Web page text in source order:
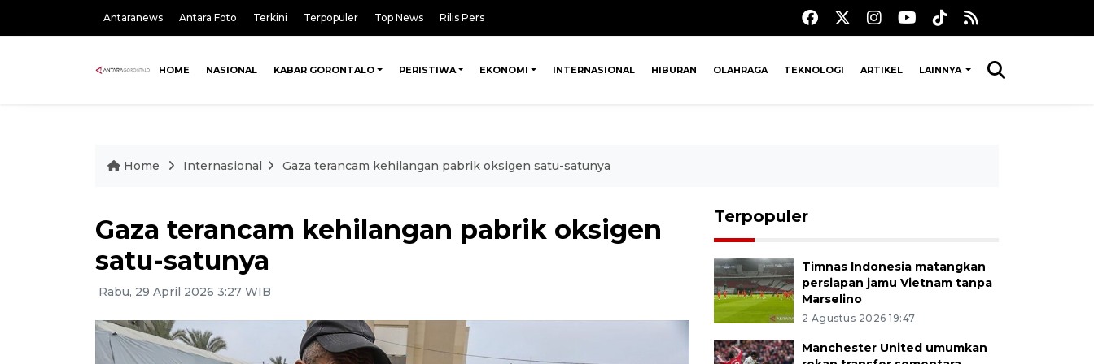
Antaranews Antara Foto Terkini Terpopuler Top News Rilis Pers
HOME NASIONAL KABAR GORONTALO PERISTIWA EKONOMI INTERNASIONAL HIBURAN OLAHRAGA TEKNOLOGI ARTIKEL LAINNYA
Home Internasional Gaza terancam kehilangan pabrik oksigen satu-satunya
Gaza terancam kehilangan pabrik oksigen
satu-satunya
Rabu, 29 April 2026 3:27 WIB
Terpopuler
Timnas Indonesia matangkan
persiapan jamu Vietnam tanpa
Marselino
2 Agustus 2026 19:47
Manchester United umumkan